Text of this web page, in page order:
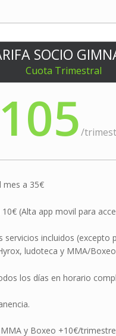
SOCIO
Cuota Trimestral
105/
mes a 35€
(Alta app movil para
servicios incluidos (excepto
ludoteca y MMA/
los días en horario
y Boxeo +10€/trimestre